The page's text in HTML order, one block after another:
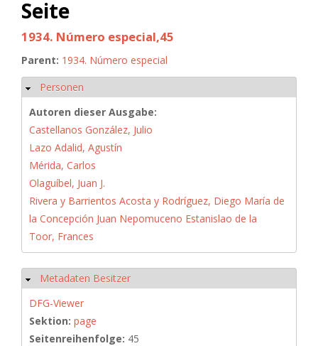
Seite
1934. Número especial,45
Parent: 1934. Número especial
Hide
Personen
Autoren dieser Ausgabe:
Castellanos González, Julio
Lazo Adalid, Agustín
Mérida, Carlos
Olaguíbel, Juan J.
Rivera y Barrientos Acosta y Rodríguez, Diego María de
la Concepción Juan Nepomuceno Estanislao de la
Toor, Frances
Hide
Metadaten Besitzer
DFG-Viewer
Sektion: page
Seitenreihenfolge: 45